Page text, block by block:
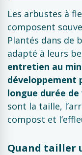
Les arbustes à
composent
Plantés dans de
adapté à leurs
entretien au
développement
longue durée de
sont la taille,
compost et
Quand tailler